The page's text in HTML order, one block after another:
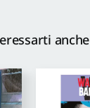
anche